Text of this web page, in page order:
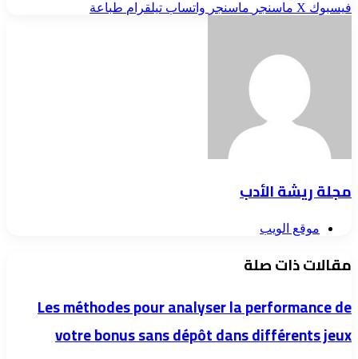
فيسبوك ‫X ماسنجر ماسنجر واتساب تيلقرام طباعة
مجلة ريشة الأدب
موقع الويب
مقالات ذات صلة
Les méthodes pour analyser la performance de
votre bonus sans dépôt dans différents jeux